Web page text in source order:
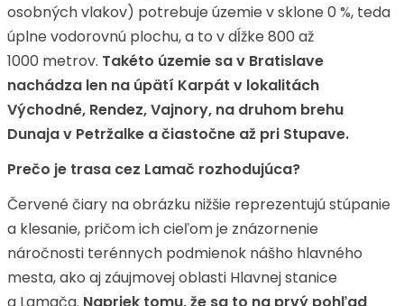
osobných vlakov) potrebuje územie v sklone 0 %, teda
úplne vodorovnú plochu, a to v dĺžke 800 až
1000 metrov. Takéto územie sa v Bratislave
nachádza len na úpätí Karpát v lokalitách
Východné, Rendez, Vajnory, na druhom brehu
Dunaja v Petržalke a čiastočne až pri Stupave.
Prečo je trasa cez Lamač rozhodujúca?
Červené čiary na obrázku nižšie reprezentujú stúpanie
a klesanie, pričom ich cieľom je znázornenie
náročnosti terénnych podmienok nášho hlavného
mesta, ako aj záujmovej oblasti Hlavnej stanice
a Lamača. Napriek tomu, že sa to na prvý pohľad